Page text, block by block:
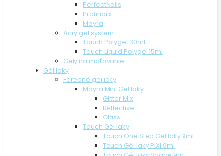
PerfectNails
Profinails
Moyra
Acrylgel system
Touch Polygel 30ml
Touch Liquid Polygel 15ml
Gély na maľovanie
Gél laky
Farebné gél laky
Moyra Mini Gél laky
Glitter Mix
Reflective
Glass
Touch Gél laky
Touch One Step Gél laky 9ml
Touch Gél laky PIXI 9ml